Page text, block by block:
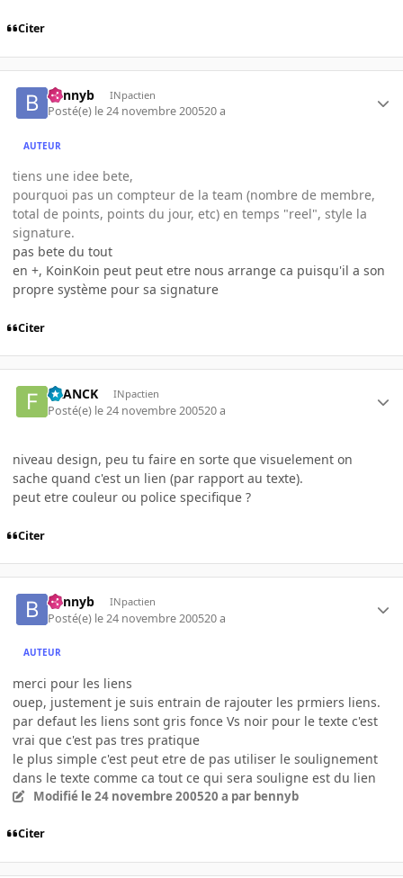
Citer
bennyb INpactien
Posté(e) le 24 novembre 200520 a
AUTEUR
tiens une idee bete,
pourquoi pas un compteur de la team (nombre de membre,
total de points, points du jour, etc) en temps "reel", style la
signature.
pas bete du tout
en +, KoinKoin peut peut etre nous arrange ca puisqu'il a son
propre système pour sa signature
Citer
FRANCK INpactien
Posté(e) le 24 novembre 200520 a
niveau design, peu tu faire en sorte que visuelement on
sache quand c'est un lien (par rapport au texte).
peut etre couleur ou police specifique ?
Citer
bennyb INpactien
Posté(e) le 24 novembre 200520 a
AUTEUR
merci pour les liens
ouep, justement je suis entrain de rajouter les prmiers liens.
par defaut les liens sont gris fonce Vs noir pour le texte c'est
vrai que c'est pas tres pratique
le plus simple c'est peut etre de pas utiliser le soulignement
dans le texte comme ca tout ce qui sera souligne est du lien
Modifié le 24 novembre 200520 a par bennyb
Citer